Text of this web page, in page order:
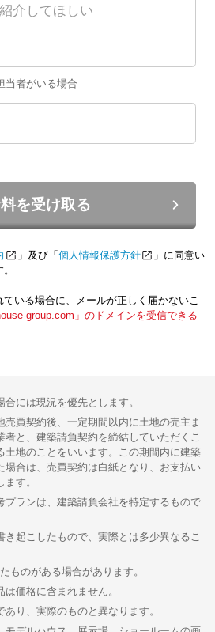
当者がいる場合
を受け取る
」及び「 個人情報保護方針
」に同意い
ている場合に、メールが正しく届かないこ
group.com」のドメインを受信できる
合には現況を優先とします。
売買契約後、一定期間以内に土地の売主ま
者と、建築請負契約を締結していただくこ
土地のことをいいます。この期間内に建築
場合は、売買契約は白紙となり、お支払い
す。
プランは、建築請負会社を特定するもので
き起こしたもので、実際とは多少異なるこ
ものがある場合があります。
価格に含まれません。
り、実際のものと異なります。